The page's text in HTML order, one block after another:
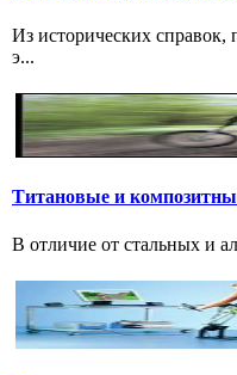
Из исторических справок,
э...
Титановые и
В отличие от стальных и